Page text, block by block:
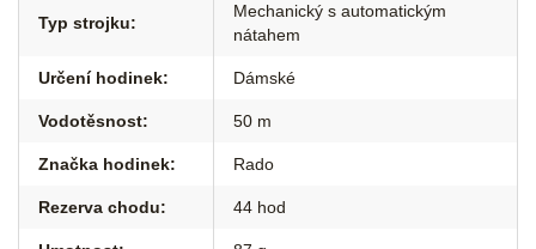
Typ strojku:
Mechanický s automatickým
nátahem
Určení hodinek: Dámské
Vodotěsnost: 50 m
Značka hodinek: Rado
Rezerva chodu: 44 hod